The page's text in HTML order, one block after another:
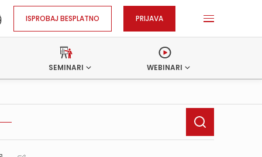
ISPROBAJ BESPLATNO PRIJAVA
SEMINARI WEBINARI